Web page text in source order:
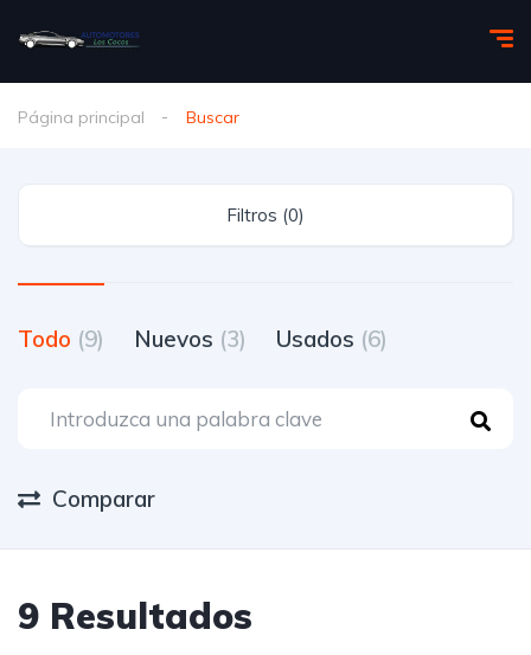
Página principal Buscar
Filtros (0)
Todo (9) Nuevos (3) Usados (6)
Comparar
9 Resultados